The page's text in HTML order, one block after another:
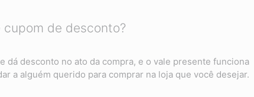
de desconto?
dá desconto no ato da compra, e o vale presente funciona
a alguém querido para comprar na loja que você desejar.